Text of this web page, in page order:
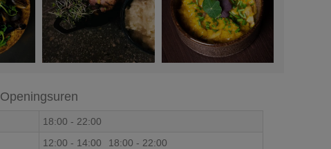
Openingsuren
18:00 - 22:00
12:00 - 14:00 18:00 - 22:00